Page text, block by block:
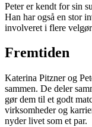
Peter er kendt for sin
Han har også en stor
involveret i flere
Fremtiden
Katerina Pitzner og
sammen. De deler
gør dem til et godt
virksomheder og
nyder livet som et par.